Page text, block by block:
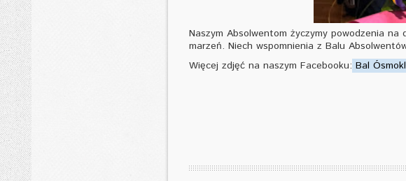
Naszym Absolwentom życzymy powodzenia
marzeń. Niech wspomnienia z Balu
Więcej zdjęć na naszym Facebooku: Bal